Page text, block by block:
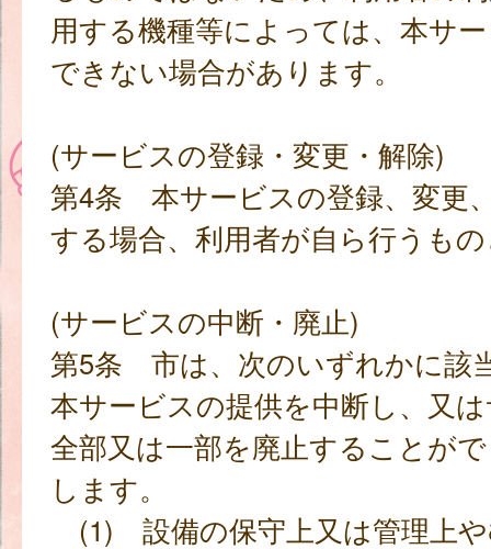
用する機種等によっては、本サ
できない場合があります。
(サービスの登録・変更・解除)
第4条 本サービスの登録、変更
する場合、利用者が自ら行うも
(サービスの中断・廃止)
第5条 市は、次のいずれかに該
本サービスの提供を中断し、又
全部又は一部を廃止することが
します。
(1) 設備の保守上又は管理上